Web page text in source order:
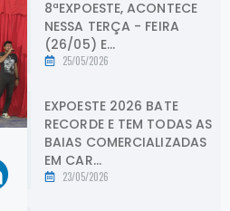
8ªEXPOESTE, ACONTECE
NESSA TERÇA - FEIRA
(26/05) E...
25/05/2026
EXPOESTE 2026 BATE
RECORDE E TEM TODAS AS
BAIAS COMERCIALIZADAS
EM CAR...
23/05/2026